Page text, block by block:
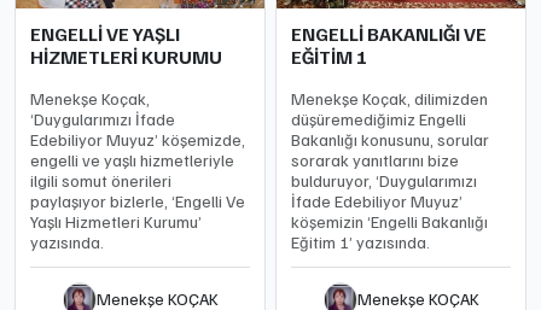
ENGELLİ VE YAŞLI
HİZMETLERİ KURUMU
Menekşe Koçak,
‘Duygularımızı İfade
Edebiliyor Muyuz’ köşemizde,
engelli ve yaşlı hizmetleriyle
ilgili somut önerileri
paylaşıyor bizlerle, ‘Engelli Ve
Yaşlı Hizmetleri Kurumu’
yazısında.
Menekşe KOÇAK
ENGELLİ BAKANLIĞI VE
EĞİTİM 1
Menekşe Koçak, dilimizden
düşüremediğimiz Engelli
Bakanlığı konusunu, sorular
sorarak yanıtlarını bize
bulduruyor, ‘Duygularımızı
İfade Edebiliyor Muyuz’
köşemizin ‘Engelli Bakanlığı
Eğitim 1’ yazısında.
Menekşe KOÇAK